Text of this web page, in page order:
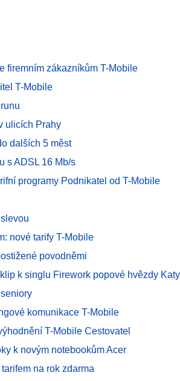
firemním zákazníkům T-Mobile
T-Mobile
ulicích Prahy
dalších 5 měst
s ADSL 16 Mb/s
programy Podnikatel od T-Mobile
nové tarify T-Mobile
povodněmi
k singlu Firework popové hvězdy
komunikace T-Mobile
T-Mobile Cestovatel
k novým notebookům Acer
na rok zdarma